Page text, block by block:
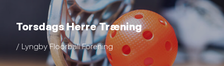
Torsdags Herre Træning
/ Lyngby Floorball Forening